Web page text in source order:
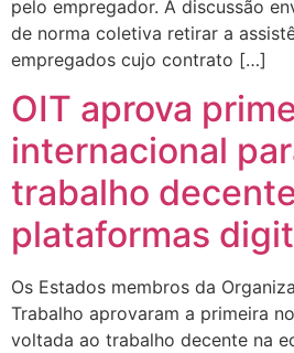
pelo empregador. A discussão
de norma coletiva retirar a
empregados cujo contrato […]
OIT aprova
internacional
trabalho
plataformas
Os Estados membros da
Trabalho aprovaram a primeira
voltada ao trabalho decente na